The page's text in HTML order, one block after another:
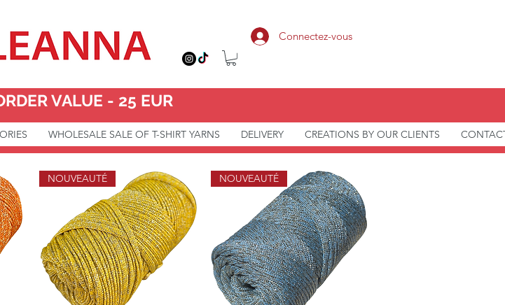
Connectez-vous
VALUE - 25 EUR
WHOLESALE SALE OF T-SHIRT YARNS DELIVERY CREATIONS BY OUR CLIENTS
NOUVEAUTÉ NOUVEAUTÉ